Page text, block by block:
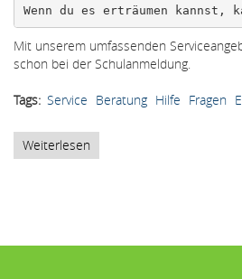
Wenn du es erträumen
Mit unserem umfassenden
schon bei der Schulanmeldung.
Tags Service Beratung Hilfe Fragen
Weiterlesen
Services